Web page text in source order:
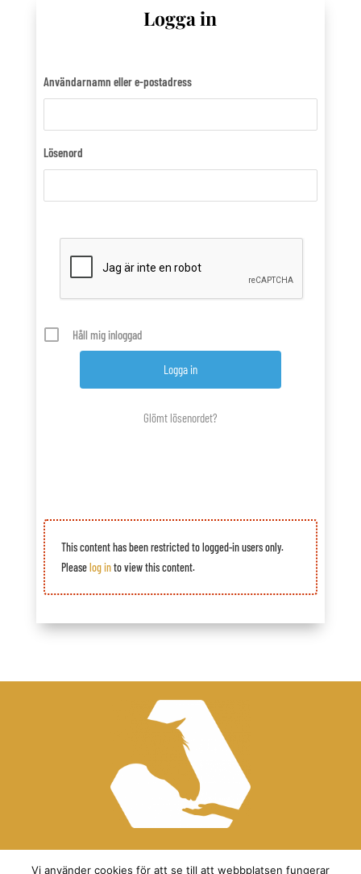
Logga in
Användarnamn eller e-postadress
Lösenord
Håll mig inloggad
Glömt lösenordet?
This content has been restricted to logged-in users only.
Pleaselog into view this content.
Vi använder cookies för att se till att webbplatsen fungerar